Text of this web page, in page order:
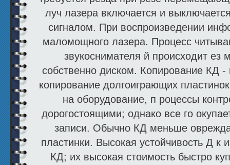
луч лазера включается и
сигналом. При воспроизведении
маломощного лазера. Процесс
звукоснимателя й происходит ез
собственно диском. Копирование КД
копирование долгоиграющих
на оборудование, п роцессы
дорогостоящими; однако все го
записи. Обычно КД меньше
пластинки. Высокая устойчивость Д к
КД; их высокая стоимость быстро